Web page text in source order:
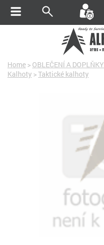
Home > OBLEČENÍ A DOPLŇKY
Kalhoty >Taktické kalhoty